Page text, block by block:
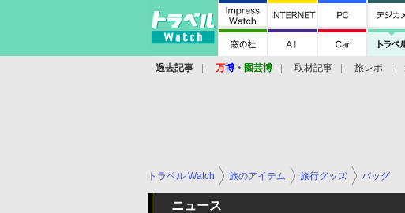
過去記事 万博 ・ 園芸博 取材記事 旅レポ
トラベル Watch 旅のアイテム 旅行グッズ バッグ
ニュース